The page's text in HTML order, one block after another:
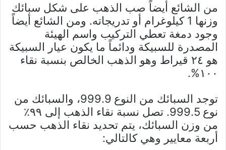
من الشائع أيضاً صب الذهب على شكل سبائك
وزنها 1 كيلوغرام أو تدريجاته. ومن الشائع أيضاً
وجود دمغة تعطي التركيب واسم الهيئة
المصدرة للسبيكة ودائماً ما يكون عيار السبيكة
هو ٢٤ قيراط وهو الذهب الخالص بنسبة نقاء
١٠٠%.
توجد السبائك من النوع 999.9، والسبائك من
نوع 999.5. تصل نسبة نقاء الذهب إلى ٩٩٪
من وزن السبائك، يتم تحديد نقاء الذهب حسب
أربعة معايير وهي كالتالي: